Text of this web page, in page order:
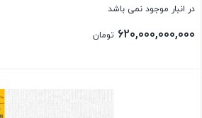
در انبار موجود نمی باشد
620,000,000,000 تومان